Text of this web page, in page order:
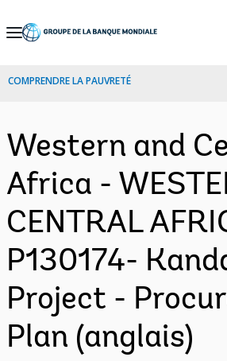
Skip
Navigation
COMPRENDRE LA PAUVRETÉ
Western and
Africa -
CENTRAL
P130174-
Project -
Plan (anglais)